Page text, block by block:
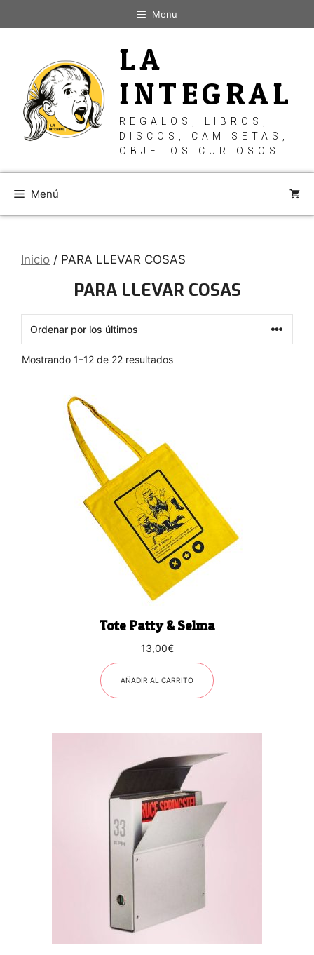
al
Menu
LA
INTEGRAL
REGALOS, LIBROS,
DISCOS, CAMISETAS,
OBJETOS CURIOSOS
Menú
Inicio / PARA LLEVAR COSAS
PARA LLEVAR COSAS
Mostrando 1–12 de 22 resultadosOrdenado
Tote Patty & Selma
13,00€
AÑADIR AL CARRITO